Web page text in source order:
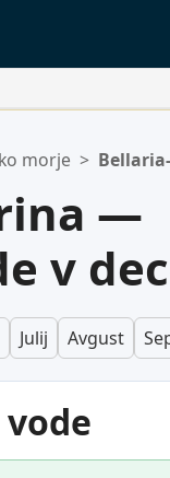
morje >
—
v
Julij Avgust